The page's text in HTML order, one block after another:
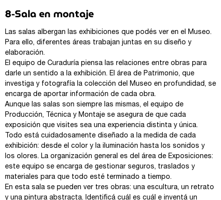
8-Sala en montaje
Las salas albergan las exhibiciones que podés ver en el Museo.
Para ello, diferentes áreas trabajan juntas en su diseño y
elaboración.
El equipo de Curaduría piensa las relaciones entre obras para
darle un sentido a la exhibición. El área de Patrimonio, que
investiga y fotografía la colección del Museo en profundidad, se
encarga de aportar información de cada obra.
Aunque las salas son siempre las mismas, el equipo de
Producción, Técnica y Montaje se asegura de que cada
exposición que visites sea una experiencia distinta y única.
Todo está cuidadosamente diseñado a la medida de cada
exhibición: desde el color y la iluminación hasta los sonidos y
los olores. La organización general es del área de Exposiciones:
este equipo se encarga de gestionar seguros, traslados y
materiales para que todo esté terminado a tiempo.
En esta sala se pueden ver tres obras: una escultura, un retrato
y una pintura abstracta. Identificá cuál es cuál e inventá un